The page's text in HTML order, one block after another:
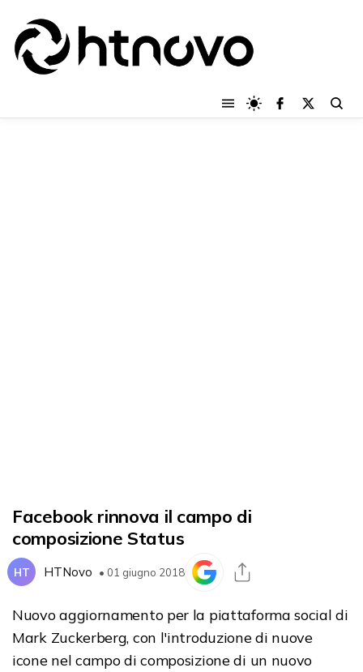
Facebook rinnova il campo di
composizione Status
HT HTNovo • 01 giugno 2018
Nuovo aggiornamento per la piattaforma social di
Mark Zuckerberg, con l'introduzione di nuove
icone nel campo di composizione di un nuovo